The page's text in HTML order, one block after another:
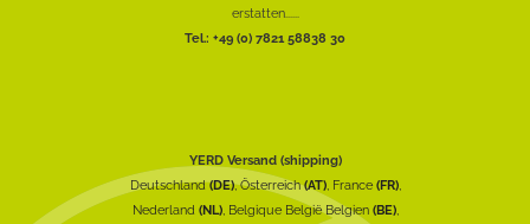
erstatten......
Tel.: +49 (0) 7821 58838 30
YERD Versand (shipping)
Deutschland(DE), Österreich(AT), France (FR),
Nederland (NL), Belgique België Belgien (BE),